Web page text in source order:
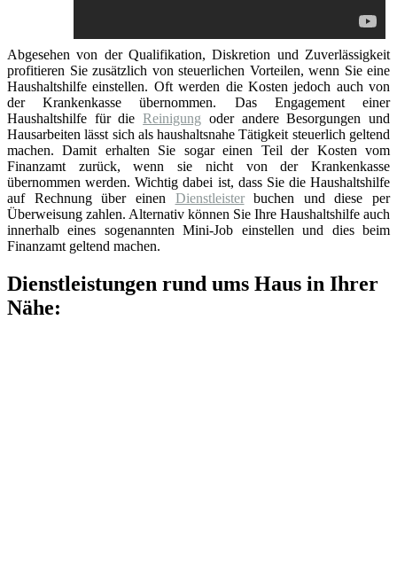
Abgesehen von der Qualifikation, Diskretion und Zuverlässigkeit
profitieren Sie zusätzlich von steuerlichen Vorteilen, wenn Sie eine
Haushaltshilfe einstellen. Oft werden die Kosten jedoch auch von
der Krankenkasse übernommen. Das Engagement einer
Haushaltshilfe für dieReinigung oder andere Besorgungen und
Hausarbeiten lässt sich als haushaltsnahe Tätigkeit steuerlich geltend
machen. Damit erhalten Sie sogar einen Teil der Kosten vom
Finanzamt zurück, wenn sie nicht von der Krankenkasse
übernommen werden. Wichtig dabei ist, dass Sie die Haushaltshilfe
auf Rechnung über einen Dienstleisterbuchen und diese per
Überweisung zahlen. Alternativ können Sie Ihre Haushaltshilfe auch
innerhalb eines sogenannten Mini-Job einstellen und dies beim
Finanzamt geltend machen.
Dienstleistungen rund ums Haus in Ihrer
Nähe: